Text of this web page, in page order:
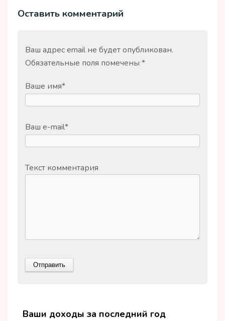
Оставить комментарий
Ваш адрес email не будет опубликован.
Обязательные поля помечены *
Ваше имя*
Ваш e-mail*
Текст комментария
Ваши доходы за последний год